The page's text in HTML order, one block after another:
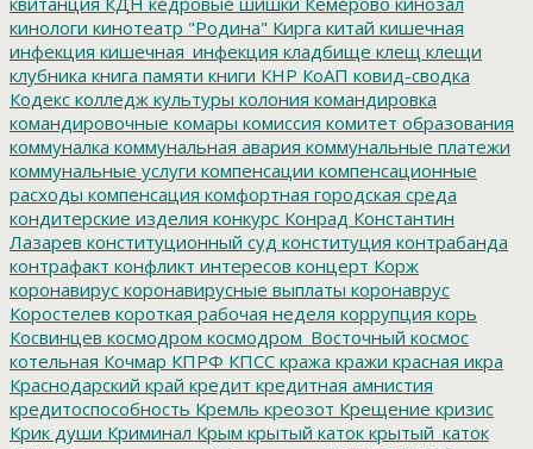
кинологи кинотеатр "Родина" Кирга китай кишечная
инфекция кишечная_инфекция кладбище клещ клещи
клубника книга памяти книги КНР КоАП ковид-сводка
Кодекс колледж культуры колония командировка
командировочные комары комиссия комитет образования
коммуналка коммунальная авария коммунальные платежи
коммунальные услуги компенсации компенсационные
расходы компенсация комфортная городская среда
кондитерские изделия конкурс Конрад Константин
Лазарев конституционный суд конституция контрабанда
контрафакт конфликт интересов концерт Корж
коронавирус коронавирусные выплаты коронаврус
Коростелев короткая рабочая неделя коррупция корь
Косвинцев космодром космодром_Восточный космос
котельная Кочмар КПРФ КПСС кража кражи красная икра
Краснодарский край кредит кредитная амнистия
кредитоспособность Кремль креозот Крещение кризис
Крик души Криминал Крым крытый каток крытый_каток